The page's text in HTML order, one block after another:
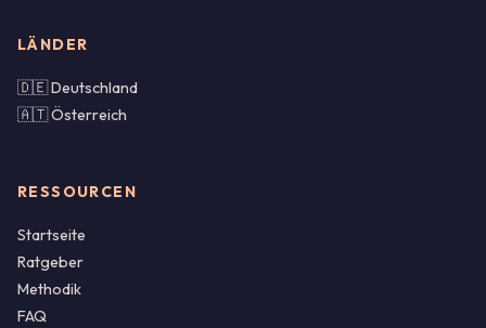
LÄNDER
🇩🇪 Deutschland
🇦🇹 Österreich
RESSOURCEN
Startseite
Ratgeber
Methodik
FAQ